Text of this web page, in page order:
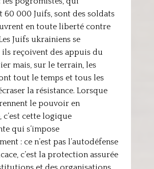
60 000 Juifs, sont des soldats
en toute liberté contre
Juifs ukrainiens se
ils reçoivent des appuis du
mais, sur le terrain, les
tout le temps et tous les
la résistance. Lorsque
le pouvoir en
c’est cette logique
qui s’impose
: ce n’est pas l’autodéfense
c’est la protection assurée